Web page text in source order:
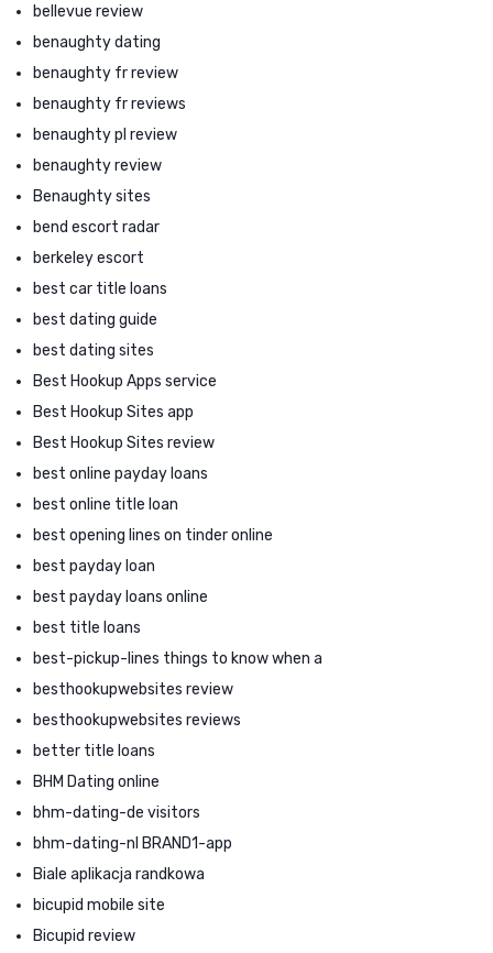
bellevue review
benaughty dating
benaughty fr review
benaughty fr reviews
benaughty pl review
benaughty review
Benaughty sites
bend escort radar
berkeley escort
best car title loans
best dating guide
best dating sites
Best Hookup Apps service
Best Hookup Sites app
Best Hookup Sites review
best online payday loans
best online title loan
best opening lines on tinder online
best payday loan
best payday loans online
best title loans
best-pickup-lines things to know when a
besthookupwebsites review
besthookupwebsites reviews
better title loans
BHM Dating online
bhm-dating-de visitors
bhm-dating-nl BRAND1-app
Biale aplikacja randkowa
bicupid mobile site
Bicupid review